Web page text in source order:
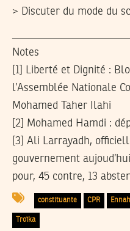
> Discuter du mode du
Notes
[1] Liberté et Dignité :
l’Assemblée Nationale
Mohamed Taher Ilahi
[2] Mohamed Hamdi :
[3] Ali Larrayadh,
gouvernement
pour, 45 contre, 13
constituante CPR
Troïka